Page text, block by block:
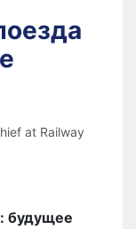
at Railway
будущее